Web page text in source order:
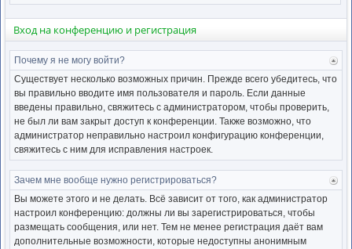
Вход на конференцию и регистрация
к
Почему я не могу войти?
Существует несколько возможных причин. Прежде всего убедитесь, что
вы правильно вводите имя пользователя и пароль. Если данные
введены правильно, свяжитесь с администратором, чтобы проверить,
не был ли вам закрыт доступ к конференции. Также возможно, что
администратор неправильно настроил конфигурацию конференции,
свяжитесь с ним для исправления настроек.
Зачем мне вообще нужно регистрироваться?
Вы можете этого и не делать. Всё зависит от того, как администратор
настроил конференцию: должны ли вы зарегистрироваться, чтобы
размещать сообщения, или нет. Тем не менее регистрация даёт вам
дополнительные возможности, которые недоступны анонимным